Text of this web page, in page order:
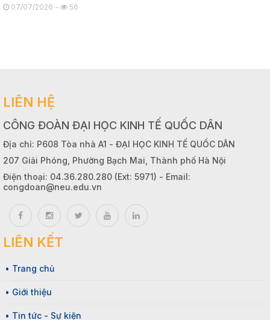
07/07/2026 - 56
LIÊN HỆ
CÔNG ĐOÀN ĐẠI HỌC KINH TẾ QUỐC DÂN
Địa chỉ: P608 Tòa nhà A1 - ĐẠI HỌC KINH TẾ QUỐC DÂN
207 Giải Phóng, Phường Bạch Mai, Thành phố Hà Nội
Điện thoại: 04.36.280.280 (Ext: 5971) - Email:
congdoan@neu.edu.vn
LIÊN KẾT
• Trang chủ
• Giới thiệu
• Tin tức - Sự kiện